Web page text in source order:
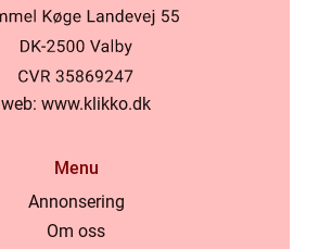
web: www.klikko.dk
Menu
Annonsering
Om oss